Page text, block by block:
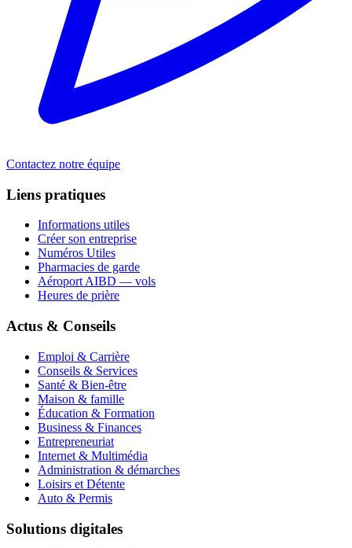
Contactez notre équipe
Liens pratiques
Informations utiles
Créer son entreprise
Numéros Utiles
Pharmacies de garde
Aéroport AIBD — vols
Heures de prière
Actus & Conseils
Emploi & Carrière
Conseils & Services
Santé & Bien-être
Maison & famille
Éducation & Formation
Business & Finances
Entrepreneuriat
Internet & Multimédia
Administration & démarches
Loisirs et Détente
Auto & Permis
Solutions digitales